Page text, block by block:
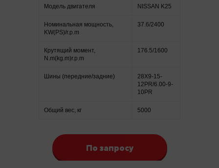
Модель двигателя NISSAN K25
Номинальная мощность,
KW(PS)/r.p.m
37.6/2400
Крутящий момент,
N.m(kg.m)r.p.m
176.5/1600
Шины (передние/задние)
28X9-15-
12PR/6.00-9-
10PR
Общий вес, кг 5000
По запросу